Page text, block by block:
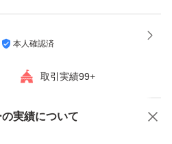
本人確認済
取引実績99+
実績について商品への質問